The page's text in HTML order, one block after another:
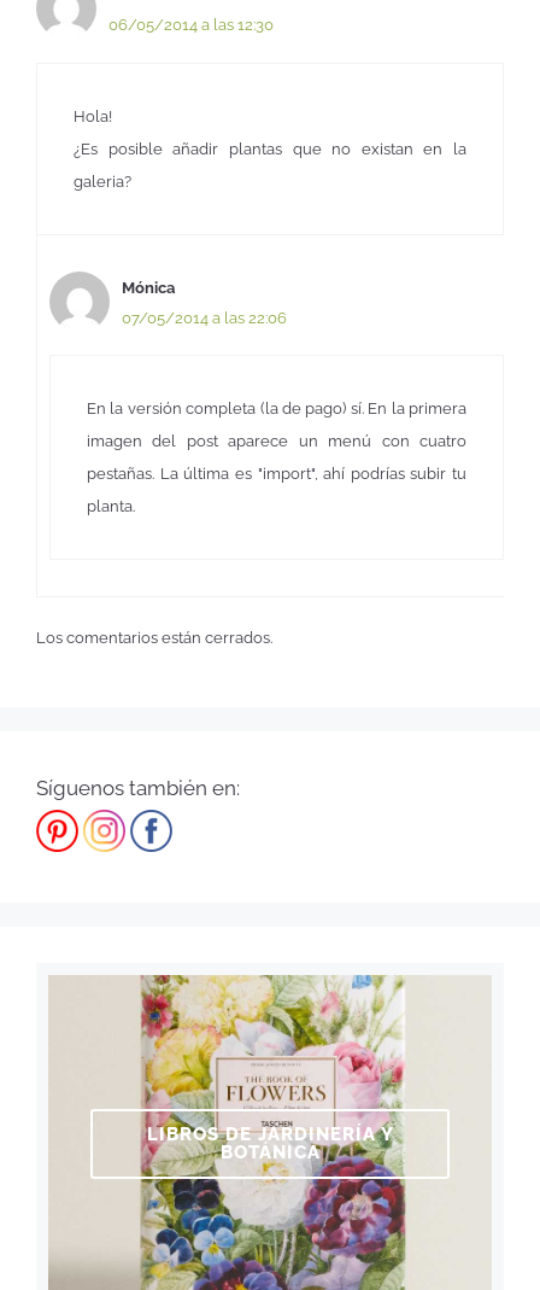
06/05/2014 a las 12:30
Hola!
¿Es posible añadir plantas que no existan en la
galeria?
Mónica
07/05/2014 a las 22:06
En la versión completa (la de pago) sí. En la primera
imagen del post aparece un menú con cuatro
pestañas. La última es "import", ahí podrías subir tu
planta.
Los comentarios están cerrados.
Síguenos también en:
LIBROS DE JARDINERÍA Y
BOTÁNICA